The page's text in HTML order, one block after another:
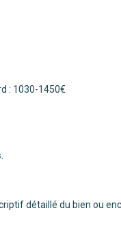
: 1030-1450€
détaillé du bien ou